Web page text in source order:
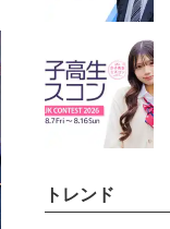
トレンド